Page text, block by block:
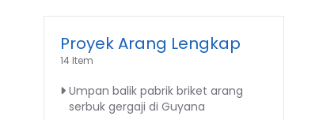
Proyek Arang Lengkap
14 Item
Umpan balik pabrik briket arang
serbuk gergaji di Guyana